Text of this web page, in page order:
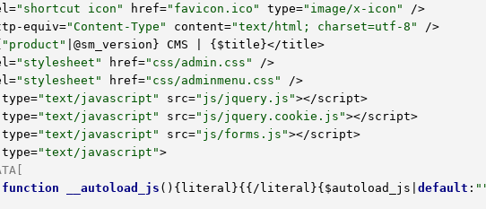
"shortcut icon" href="favicon.ico" type="image/x-icon" />
equiv=
"Content-Type" content="text/html; charset=utf-8" />
"product" |@sm_version} CMS | {$title}</title>
"stylesheet" href="css/admin.css" />
"stylesheet" href="css/adminmenu.css" />
type=
"text/javascript" src="js/jquery.js"></script>
type=
"text/javascript" src="js/jquery.cookie.js"></script>
type=
"text/javascript" src="js/forms.js"></script>
type=
"text/javascript">
function
__autoload_js () {literal}{{/literal}{$autoload_js default :